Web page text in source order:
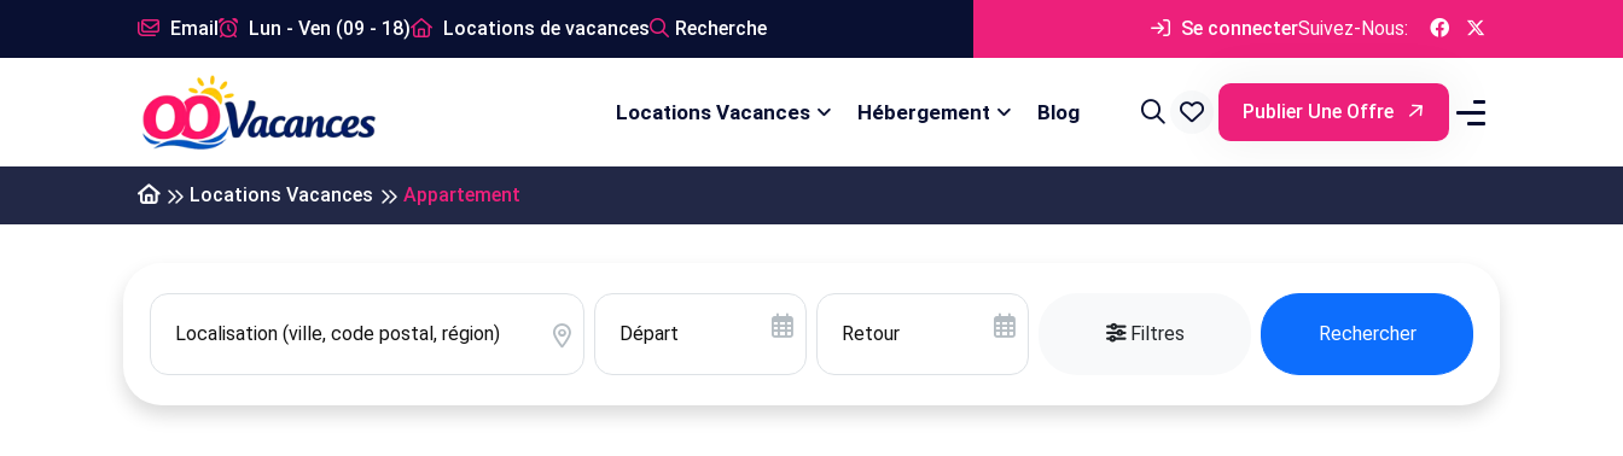
Email Lun - Ven (09 - 18) Locations de vacances Recherche Se connecterSuivez-Nous:
Locations Vacances Hébergement Blog Publier Une Offre
Locations Vacances Appartement
Filtres Rechercher